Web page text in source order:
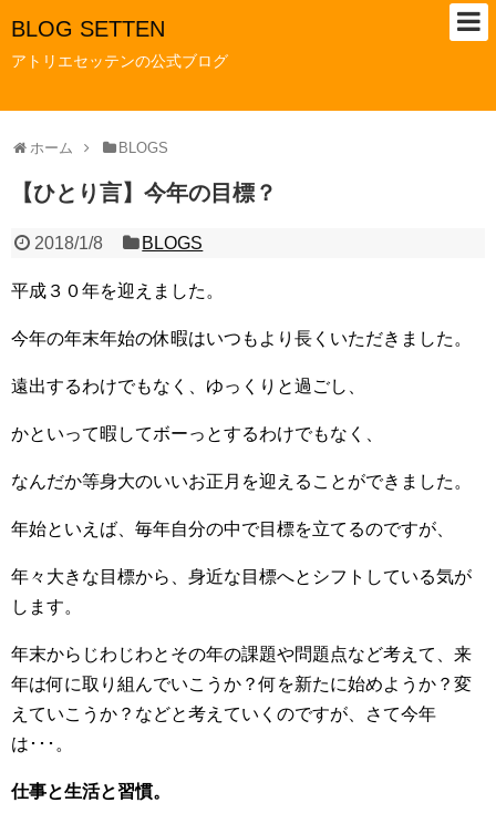
BLOG SETTEN
アトリエセッテンの公式ブログ
ホーム BLOGS
【ひとり言】今年の目標？
2018/1/8 BLOGS
平成３０年を迎えました。
今年の年末年始の休暇はいつもより長くいただきました。
遠出するわけでもなく、ゆっくりと過ごし、
かといって暇してボーっとするわけでもなく、
なんだか等身大のいいお正月を迎えることができました。
年始といえば、毎年自分の中で目標を立てるのですが、
年々大きな目標から、身近な目標へとシフトしている気が
します。
年末からじわじわとその年の課題や問題点など考えて、来
年は何に取り組んでいこうか？何を新たに始めようか？変
えていこうか？などと考えていくのですが、さて今年
は･･･。
仕事と生活と習慣。